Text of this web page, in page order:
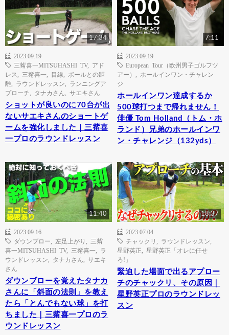
17:34
2023.09.19
三觜喜一MITSUHASHI TV, アド
レス
三觜喜一 目線
ボールとの距
離
ラウンドレッスン
ランニングア
プローチ
タナカさん サエキさん
ショットが良いのに70台が出
ないサエキさんのショートゲ
ームを強化しました｜三觜喜
一プロのラウンドレッスン
7:11
2023.09.19
European Tour（欧州男子ゴルフツ
アー）
ホールインワン・チャレン
ジ
ホールインワン達成するか
500球打つまで帰れません！
俳優 Tom Holland（トム・ホ
ランド）兄弟のホールインワ
ン・チャレンジ（132yds）
11:40
2023.09.16
ダウンブロー
左足上がり
三觜
喜一MITSUHASHI TV, 三觜喜一
ラ
ウンドレッスン
タナカさん
サエキ
さん
ダウンブローを覚えたタナカ
さんに「斜面の法則」を教え
たら「とんでもない球」を打
ちました｜三觜喜一プロのラ
ウンドレッスン
18:37
2023.07.04
チャックリ
ラウンドレッスン
星野英正
星野英正「オレに任せ
ろ!」
緊迫した場面で出るアプロー
チのチャックリ、その原因｜
星野英正プロのラウンドレッ
スン